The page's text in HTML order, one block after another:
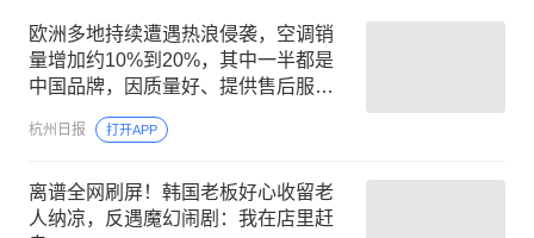
欧洲多地持续遭遇热浪侵袭，空调销
量增加约10%到20%，其中一半都是
中国品牌，因质量好、提供售后服务
备受青睐
杭州日报 打开APP
离谱全网刷屏！韩国老板好心收留老
人纳凉，反遇魔幻闹剧：我在店里赶